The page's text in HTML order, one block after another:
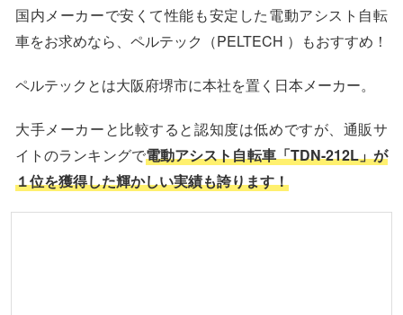
国内メーカーで安くて性能も安定した電動アシスト自転
車をお求めなら、ペルテック（PELTECH ）もおすすめ！
ペルテックとは大阪府堺市に本社を置く日本メーカー。
大手メーカーと比較すると認知度は低めですが、通販サ
イトのランキングで電動アシスト自転車「TDN-212L」が
１位を獲得した輝かしい実績も誇ります！